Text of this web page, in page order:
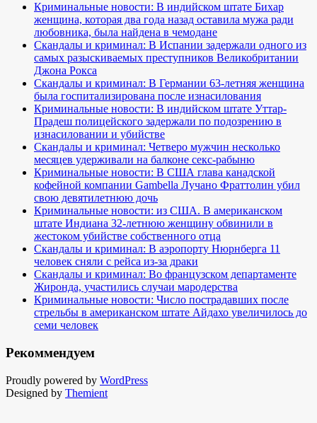
Криминальные новости: В индийском штате Бихар
женщина, которая два года назад оставила мужа ради
любовника, была найдена в чемодане
Скандалы и криминал: В Испании задержали одного из
самых разыскиваемых преступников Великобритании
Джона Рокса
Скандалы и криминал: В Германии 63-летняя женщина
была госпитализирована после изнасилования
Криминальные новости: В индийском штате Уттар-
Прадеш полицейского задержали по подозрению в
изнасиловании и убийстве
Скандалы и криминал: Четверо мужчин несколько
месяцев удерживали на балконе секс-рабыню
Криминальные новости: В США глава канадской
кофейной компании Gambella Лучано Фраттолин убил
свою девятилетнюю дочь
Криминальные новости: из США. В американском
штате Индиана 32-летнюю женщину обвинили в
жестоком убийстве собственного отца
Скандалы и криминал: В аэропорту Нюрнберга 11
человек сняли с рейса из-за драки
Скандалы и криминал: Во французском департаменте
Жиронда, участились случаи мародерства
Криминальные новости: Число пострадавших после
стрельбы в американском штате Айдахо увеличилось до
семи человек
Рекоммендуем
Proudly powered by WordPress
Designed by Themient